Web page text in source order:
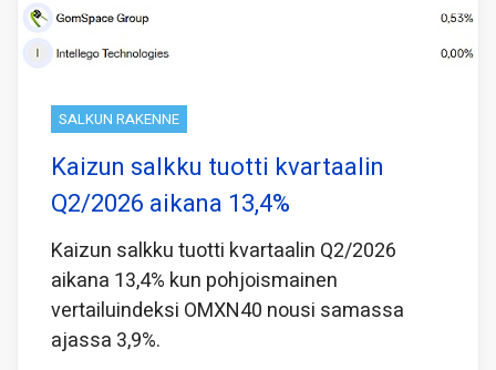
SALKUN RAKENNE
Kaizun salkku tuotti kvartaalin
Q2/2026 aikana 13,4%
Kaizun salkku tuotti kvartaalin Q2/2026
aikana 13,4% kun pohjoismainen
vertailuindeksi OMXN40 nousi samassa
ajassa 3,9%.